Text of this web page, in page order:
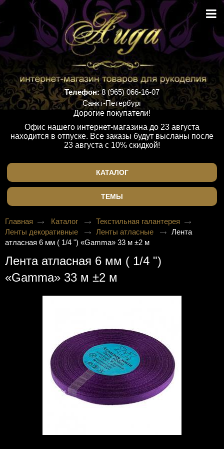
Телефон:8 (965) 066-16-07
Санкт-Петербург
Дорогие покупатели!
Офис нашего интернет-магазина до 23 августа
находится в отпуске. Все заказы будут высланы после
23 августа с 10% скидкой!
КАТАЛОГ
ТЕМЫ
Главная Каталог
Текстильная галантерея
Ленты декоративные
Ленты атласные
Лента
атласная 6 мм ( 1/4 ") «Gamma» 33 м ±2 м
Лента атласная 6 мм ( 1/4 ")
«Gamma» 33 м ±2 м